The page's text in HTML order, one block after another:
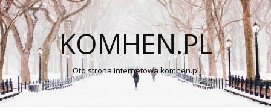
KOMHEN.PL
Oto strona internetowa komhen.pl